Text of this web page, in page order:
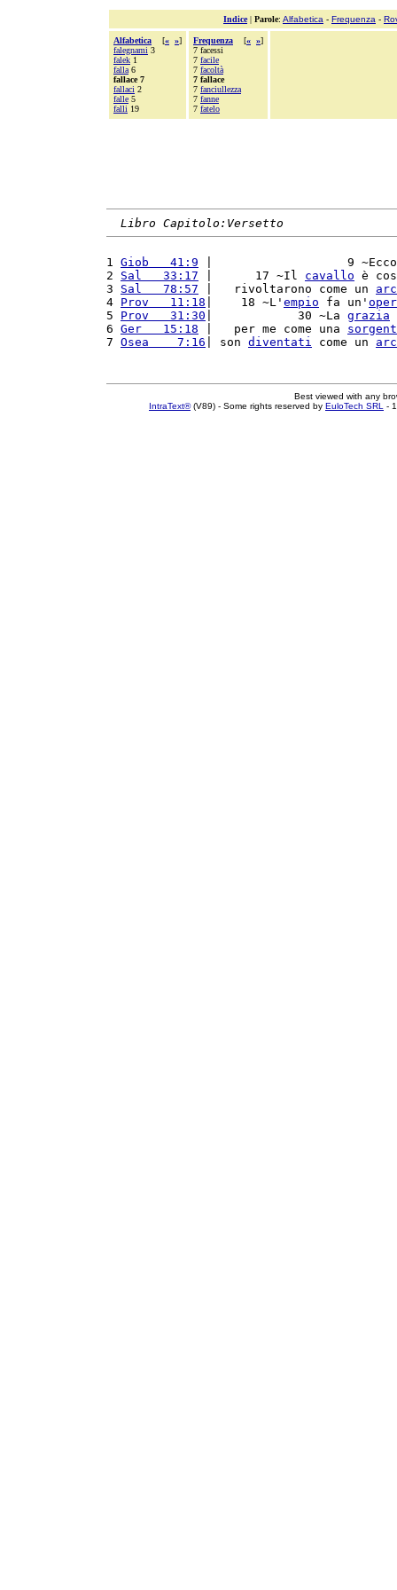
Indice| Parole: Alfabetica - Frequenza -
Alfabetica [« »]
falegnami 3
falek 1
falla 6
fallace 7
fallaci 2
falle 5
falli 19
Frequenza [« »]
7 facessi
7 facile
7 facoltà
7 fallace
7 fanciullezza
7 fanne
7 fatelo
Libro Capitolo:Versetto
1 Giob   41:9 |                   9
2 Sal   33:17 |      17 ~Il cavallo è
3 Sal   78:57 |   rivoltarono come un
4 Prov   11:18 |    18 ~L' empio fa un'
5 Prov   31:30 |            30 ~La grazia
6 Ger   15:18 |   per me come una
7 Osea    7:16 | son diventati come un
Best viewed with any
IntraText®(V89) - Some rights reserved by EuloTech SRL -